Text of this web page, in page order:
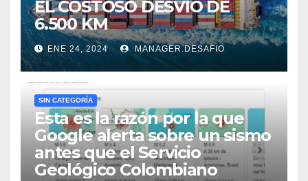
EL COSTOSO DESVÍO DE
6.500 KM
ENE 24, 2024 MANAGER.DESAFIO
SIN CATEGORÍA
Esta es la razón por la que
Google alerta sobre un sismo
antes que el Servicio
Geológico Colombiano